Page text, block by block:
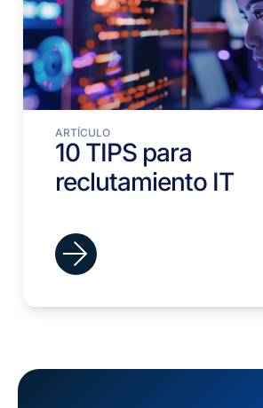
ARTÍCULO
10 TIPS para
reclutamiento IT